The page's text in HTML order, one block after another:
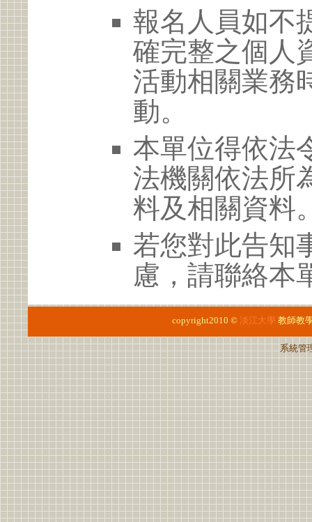
報名人員如不
確完整之個人
活動相關業務
動。
本單位得依法
法機關依法所
料及相關資料
若您對此告知
慮，請聯絡本
copyright2010 © 淡江大學 教師教
系統管